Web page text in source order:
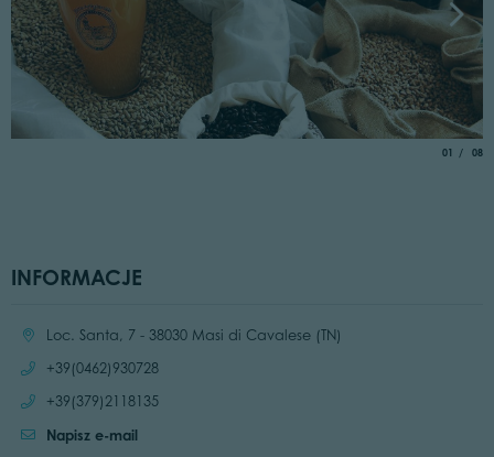
01 of
08
INFORMACJE
Location:Loc. Santa, 7 - 38030 Masi di Cavalese (TN)
Call:
+39(0462)930728
Call:
+39(379)2118135
Napisz e-mail